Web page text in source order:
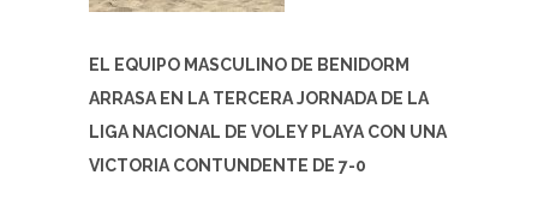
EL EQUIPO MASCULINO DE BENIDORM
ARRASA EN LA TERCERA JORNADA DE LA
LIGA NACIONAL DE VOLEY PLAYA CON UNA
VICTORIA CONTUNDENTE DE 7-0